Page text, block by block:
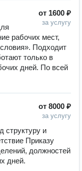
от 1600 ₽
за услугу
рабочих мест,
Подходит
только в
дней. По всей
от 8000 ₽
за услугу
структуру и
Приказу
должностей
дней.